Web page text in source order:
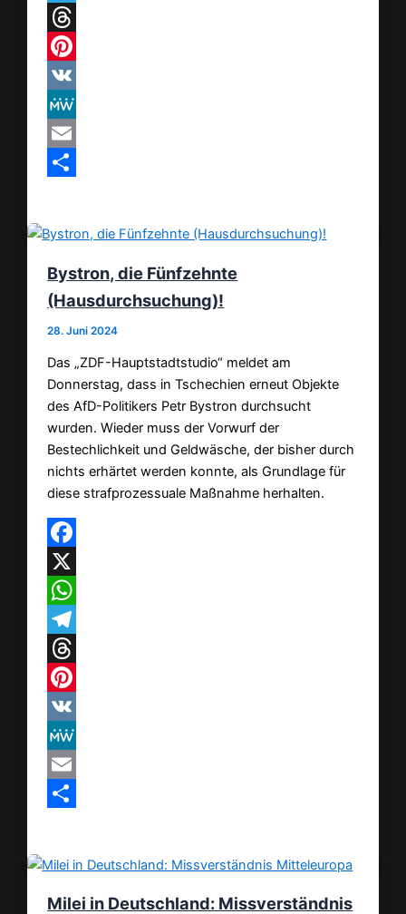
Telegram
Threads
Pinterest
VK
MeWe
Email
Bystron, die Fünfzehnte
(Hausdurchsuchung)!
28. Juni 2024
Das „ZDF-Hauptstadtstudio“ meldet am
Donnerstag, dass in Tschechien erneut Objekte
des AfD-Politikers Petr Bystron durchsucht
wurden. Wieder muss der Vorwurf der
Bestechlichkeit und Geldwäsche, der bisher durch
nichts erhärtet werden konnte, als Grundlage für
diese strafprozessuale Maßnahme herhalten.
Facebook
X
WhatsApp
Telegram
Threads
Pinterest
VK
MeWe
Email
Milei in Deutschland: Missverständnis